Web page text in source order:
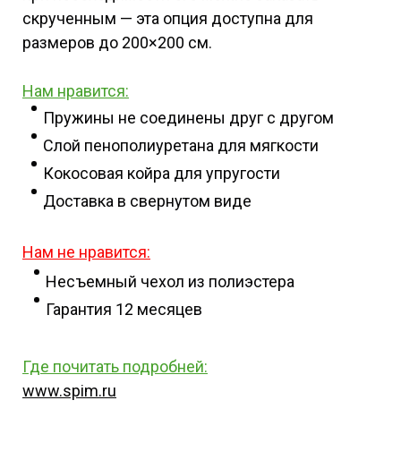
скрученным — эта опция доступна для
размеров до 200×200 см.
Нам нравится:
Пружины не соединены друг с другом
Слой пенополиуретана для мягкости
Кокосовая койра для упругости
Доставка в свернутом виде
Нам не нравится:
Несъемный чехол из полиэстера
Гарантия 12 месяцев
Где почитать подробней:
www.spim.ru